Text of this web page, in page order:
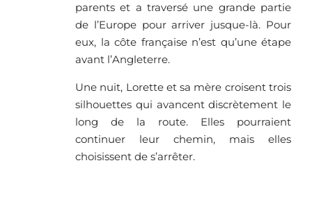
parents et a traversé une grande partie
de l’Europe pour arriver jusque-là. Pour
eux, la côte française n’est qu’une étape
avant l’Angleterre.
Une nuit, Lorette et sa mère croisent trois
silhouettes qui avancent discrètement le
long de la route. Elles pourraient
continuer leur chemin, mais elles
choisissent de s’arrêter.